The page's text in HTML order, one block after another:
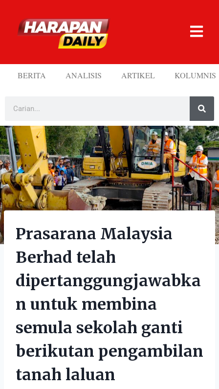
BERITA ANALISIS ARTIKEL KOLUMNIS
Prasarana Malaysia
Berhad telah
dipertanggungjawabka
n untuk membina
semula sekolah ganti
berikutan pengambilan
tanah laluan